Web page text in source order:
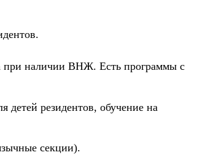
при наличии ВНЖ. Есть программы с
детей резидентов, обучение на
секции).